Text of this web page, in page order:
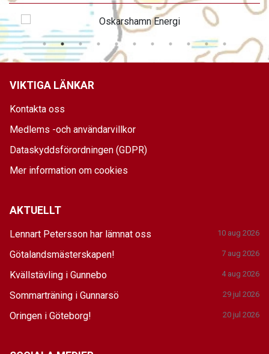
VIKTIGA LÄNKAR
Kontakta oss
Medlems -och användarvillkor
Dataskyddsförordningen (GDPR)
Mer information om cookies
AKTUELLT
Lennart Petersson har lämnat oss 10 aug 2026
Götalandsmästerskapen! 7 aug 2026
Kvällstävling i Gunnebo 4 aug 2026
Sommarträning i Gunnarsö 29 jul 2026
Oringen i Göteborg! 20 jul 2026